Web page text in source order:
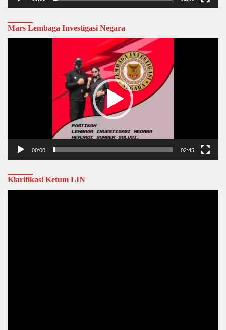
Mars Lembaga Investigasi Negara
00:00 02:45
Klarifikasi Ketum LIN